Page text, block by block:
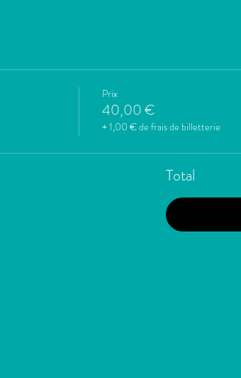
Prix
40,00 €
+ 1,00 € de frais de billetterie
Total